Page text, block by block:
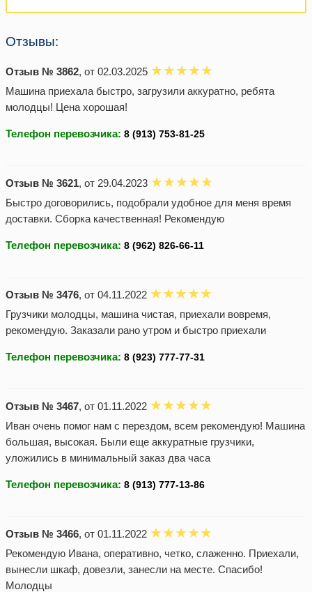
Отзывы:
Отзыв № 3862, от 02.03.2025
Машина приехала быстро, загрузили аккуратно, ребята
молодцы! Цена хорошая!
Телефон перевозчика:
Отзыв № 3621, от 29.04.2023
Быстро договорились, подобрали удобное для меня время
доставки. Сборка качественная! Рекомендую
Телефон перевозчика:
Отзыв № 3476, от 04.11.2022
Грузчики молодцы, машина чистая, приехали вовремя,
рекомендую. Заказали рано утром и быстро приехали
Телефон перевозчика:
Отзыв № 3467, от 01.11.2022
Иван очень помог нам с перездом, всем рекомендую! Машина
большая, высокая. Были еще аккуратные грузчики,
уложились в минимальный заказ два часа
Телефон перевозчика:
Отзыв № 3466, от 01.11.2022
Рекомендую Ивана, оперативно, четко, слаженно. Приехали,
вынесли шкаф, довезли, занесли на месте. Спасибо!
Молодцы